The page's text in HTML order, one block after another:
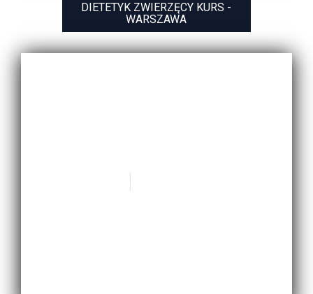
DIETETYK ZWIERZĘCY KURS -
WARSZAWA